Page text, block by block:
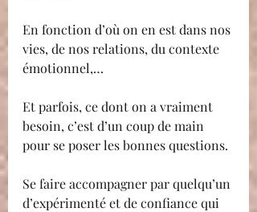
En fonction d’où on en est dans nos
vies, de nos relations, du contexte
émotionnel,…
Et parfois, ce dont on a vraiment
besoin, c’est d’un coup de main
pour se poser les bonnes questions.
Se faire accompagner par quelqu’un
d’expérimenté et de confiance qui